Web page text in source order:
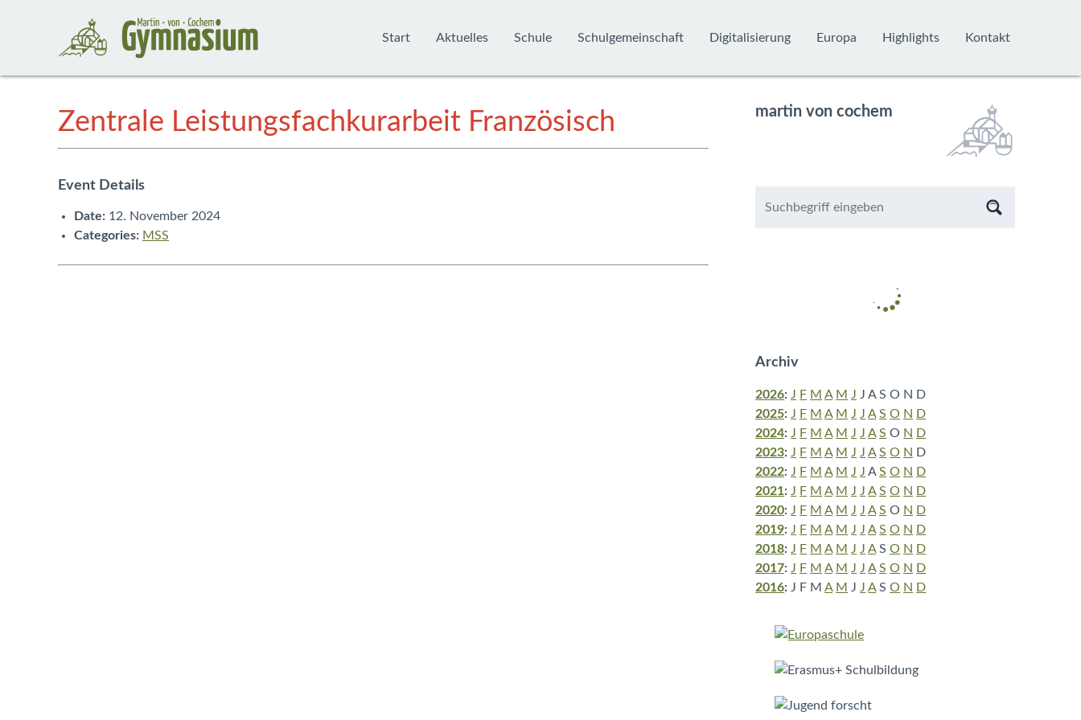
Start Aktuelles Schule Schulgemeinschaft Digitalisierung Europa Highlights Kontakt
Zentrale Leistungsfachkurarbeit Französisch
Event Details
Date: 12. November 2024
Categories: MSS
martin von cochem
Archiv
2026: J F M A M J J A S O N D
2025: J F M A M J J A S O N D
2024: J F M A M J J A S O N D
2023: J F M A M J J A S O N D
2022: J F M A M J J A S O N D
2021: J F M A M J J A S O N D
2020: J F M A M J J A S O N D
2019: J F M A M J J A S O N D
2018: J F M A M J J A S O N D
2017: J F M A M J J A S O N D
2016: J F M A M J J A S O N D